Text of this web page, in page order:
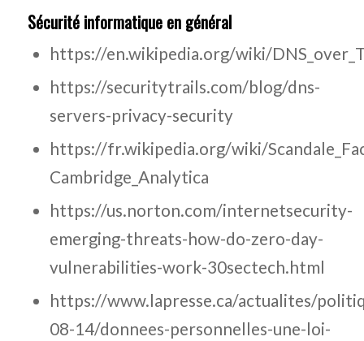
Sécurité informatique en général
https://en.wikipedia.org/wiki/
https://securitytrails.com/blog/dns-
servers-privacy-security
https://fr.wikipedia.org/wiki/
Cambridge_Analytica
https://us.norton.com/internetsecurity-
emerging-threats-how-do-zero-day-
vulnerabilities-work-30sectech.html
https://www.lapresse.ca/actualites/
08-14/donnees-personnelles-une-loi-